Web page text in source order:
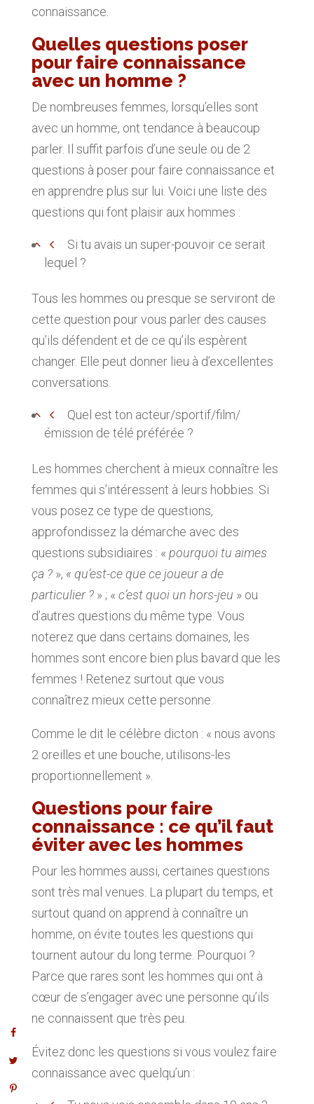
connaissance.
Quelles questions poser
pour faire connaissance
avec un homme ?
De nombreuses femmes, lorsqu’elles sont
avec un homme, ont tendance à beaucoup
parler. Il suffit parfois d’une seule ou de 2
questions à poser pour faire connaissance et
en apprendre plus sur lui. Voici une liste des
questions qui font plaisir aux hommes :
Si tu avais un super-pouvoir ce serait
lequel ?
Tous les hommes ou presque se serviront de
cette question pour vous parler des causes
qu’ils défendent et de ce qu’ils espèrent
changer. Elle peut donner lieu à d’excellentes
conversations.
Quel est ton acteur/sportif/film/
émission de télé préférée ?
Les hommes cherchent à mieux connaître les
femmes qui s’intéressent à leurs hobbies. Si
vous posez ce type de questions,
approfondissez la démarche avec des
questions subsidiaires : « pourquoi tu aimes
ça ? », « qu’est-ce que ce joueur a de
particulier ?» ; « c’est quoi un hors-jeu » ou
d’autres questions du même type. Vous
noterez que dans certains domaines, les
hommes sont encore bien plus bavard que les
femmes ! Retenez surtout que vous
connaîtrez mieux cette personne.
Comme le dit le célèbre dicton : « nous avons
2 oreilles et une bouche, utilisons-les
proportionnellement ».
Questions pour faire
connaissance : ce qu’il faut
éviter avec les hommes
Pour les hommes aussi, certaines questions
sont très mal venues. La plupart du temps, et
surtout quand on apprend à connaître un
homme, on évite toutes les questions qui
tournent autour du long terme. Pourquoi ?
Parce que rares sont les hommes qui ont à
cœur de s’engager avec une personne qu’ils
ne connaissent que très peu.
Évitez donc les questions si vous voulez faire
connaissance avec quelqu’un :